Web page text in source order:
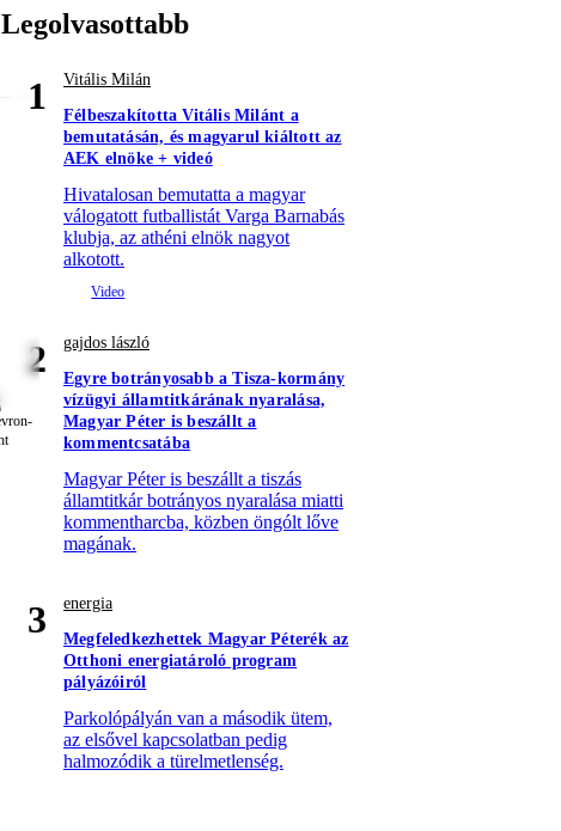
Legolvasottabb
1
Vitális Milán
Félbeszakította Vitális Milánt a
bemutatásán, és magyarul kiáltott az
AEK elnöke + videó
Hivatalosan bemutatta a magyar
válogatott futballistát Varga Barnabás
klubja, az athéni elnök nagyot
alkotott.
2
gajdos lászló
Egyre botrányosabb a Tisza-kormány
vízügyi államtitkárának nyaralása,
Magyar Péter is beszállt a
kommentcsatába
Magyar Péter is beszállt a tiszás
államtitkár botrányos nyaralása miatti
kommentharcba, közben öngólt lőve
magának.
3
energia
Megfeledkezhettek Magyar Péterék az
Otthoni energiatároló program
pályázóiról
Parkolópályán van a második ütem,
az elsővel kapcsolatban pedig
halmozódik a türelmetlenség.